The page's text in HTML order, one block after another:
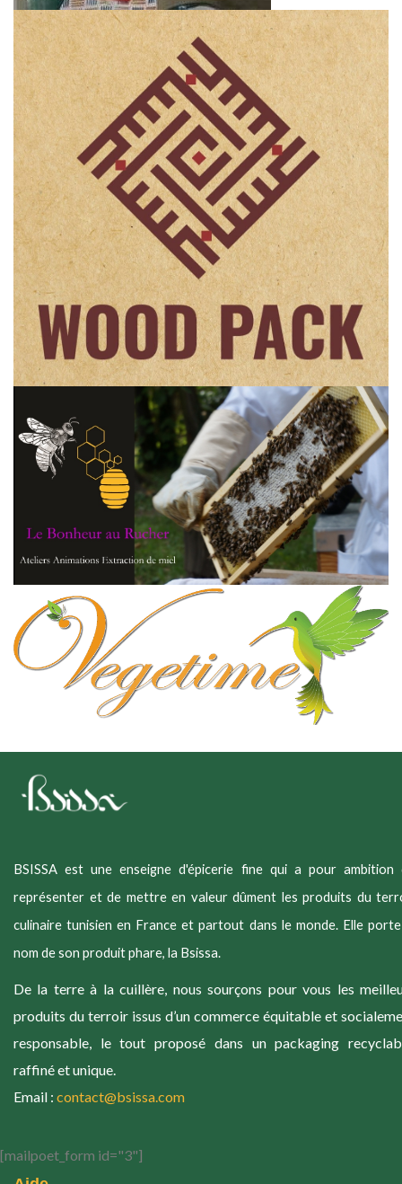
BSISSA est une enseigne d'épicerie fine qui a pour ambition
représenter et de mettre en valeur dûment les produits du
culinaire tunisien en France et partout dans le monde. Elle
nom de son produit phare, la Bsissa.
De la terre à la cuillère, nous sourçons pour vous les
produits du terroir issus d’un commerce équitable et
responsable, le tout proposé dans un packaging
raffiné et unique.
Email : contact@bsissa.com
[mailpoet_form id="3"]